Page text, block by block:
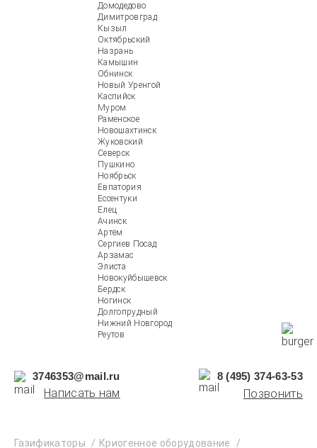
Домодедово
Димитровград
Кызыл
Октябрьский
Назрань
Камышин
Обнинск
Новый Уренгой
Каспийск
Муром
Раменское
Новошахтинск
Жуковский
Северск
Пушкино
Ноябрьск
Евпатория
Ессентуки
Елец
Ачинск
Артём
Сергиев Посад
Арзамас
Элиста
Новокуйбышевск
Бердск
Ногинск
Долгопрудный
Нижний Новгород
Реутов
3746353@mail.ru
Написать нам
8 (495) 374-63-53
Позвонить
Газификаторы Криогенное оборудование